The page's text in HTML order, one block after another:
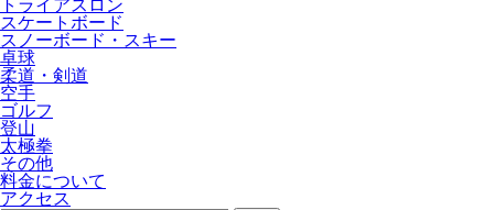
トライアスロン
スケートボード
スノーボード・スキー
卓球
柔道・剣道
空手
ゴルフ
登山
太極拳
その他
料金について
アクセス